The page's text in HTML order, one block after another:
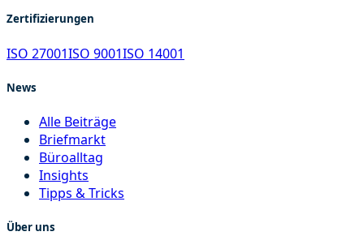
Zertifizierungen
ISO 27001ISO 9001ISO 14001
News
Alle Beiträge
Briefmarkt
Büroalltag
Insights
Tipps & Tricks
Über uns